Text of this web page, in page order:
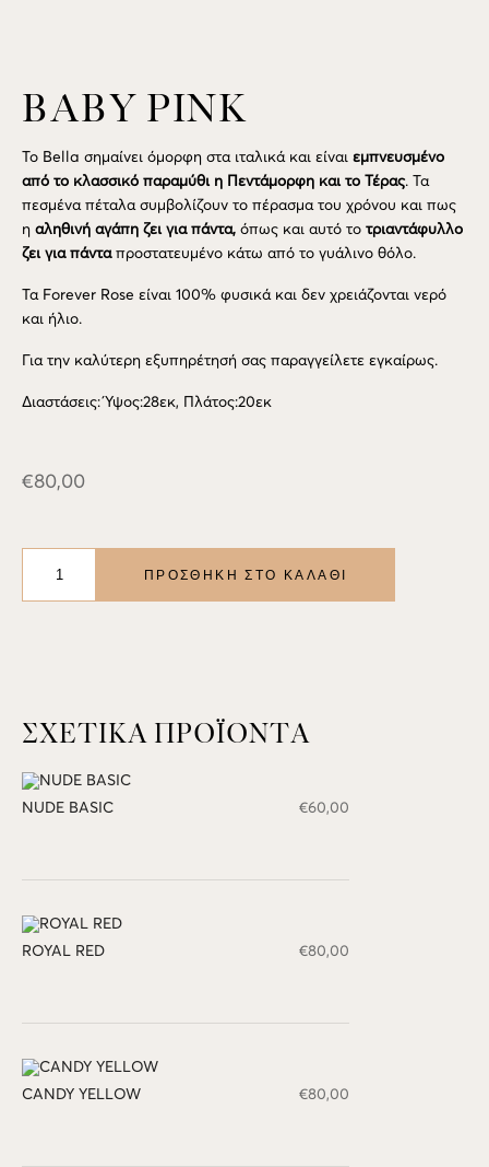
BABY PINK
Το Bella σημαίνει όμορφη στα ιταλικά και είναι εμπνευσμένο
από το κλασσικό παραμύθι η Πεντάμορφη και το Τέρας. Τα
πεσμένα πέταλα συμβολίζουν το πέρασμα του χρόνου και πως
η αληθινή αγάπη ζει για πάντα, όπως και αυτό το τριαντάφυλλο
ζει για πάνταπροστατευμένο κάτω από το γυάλινο θόλο.
Τα Forever Rose είναι 100% φυσικά και δεν χρειάζονται νερό
και ήλιο.
Για την καλύτερη εξυπηρέτησή σας παραγγείλετε εγκαίρως.
Διαστάσεις: Ύψος:28εκ, Πλάτος:20εκ
€80,00
ΠΡΟΣΘΉΚΗ ΣΤΟ ΚΑΛΆΘΙ
ΣΧΕΤΙΚΆ ΠΡΟΪΌΝΤΑ
NUDE BASIC €60,00
ROYAL RED €80,00
CANDY YELLOW €80,00